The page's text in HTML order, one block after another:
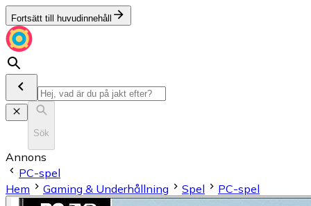
Fortsätt till huvudinnehåll
Sök
Annons
PC-spel
Hem
Gaming & Underhållning Spel PC-spel